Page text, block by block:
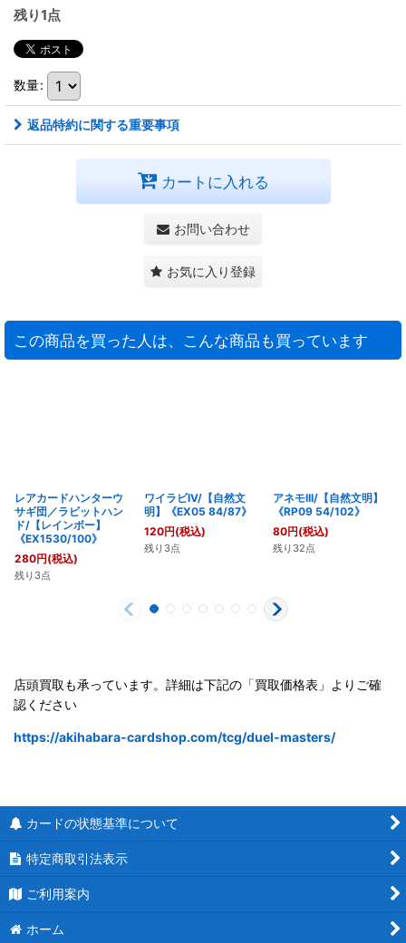
残り1点
数量:
返品特約に関する重要事項
カートに入れる
お問い合わせ
お気に入り登録
この商品を買った人は、こんな商品も買っています
レアカードハンターウ
サギ団／ラビットハン
ド/【レインボー】
《EX1530/100》
280円(税込)
残り3点
ワイラビIV/【自然文
明】《EX05 84/87》
120円(税込)
残り3点
アネモIII/【自然文明】
《RP09 54/102》
80円(税込)
残り32点
店頭買取も承っています。詳細は下記の「買取価格表」よりご確
認ください
https://akihabara-cardshop.com/tcg/duel-masters/
カードの状態基準について
特定商取引法表示
ご利用案内
ホーム